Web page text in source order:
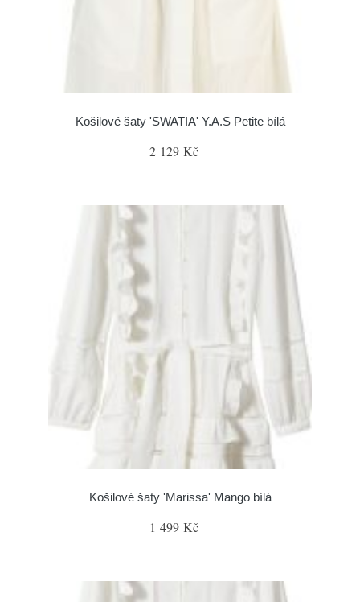
Košilové šaty 'SWATIA' Y.A.S Petite bílá
2 129 Kč
Košilové šaty 'Marissa' Mango bílá
1 499 Kč